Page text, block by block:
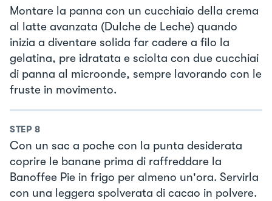
Montare la panna con un cucchiaio della crema
al latte avanzata (Dulche de Leche) quando
inizia a diventare solida far cadere a filo la
gelatina, pre idratata e sciolta con due cucchiai
di panna al microonde, sempre lavorando con le
fruste in movimento.
STEP 8
Con un sac a poche con la punta desiderata
coprire le banane prima di raffreddare la
Banoffee Pie in frigo per almeno un'ora. Servirla
con una leggera spolverata di cacao in polvere.